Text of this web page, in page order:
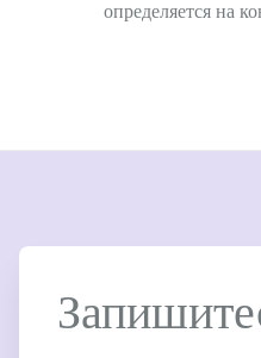
определяется на